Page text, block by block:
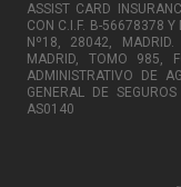
ASSIST CARD
CON C.I.F. B-56678378 Y
Nº18, 28042, MADRID.
MADRID, TOMO 985,
ADMINISTRATIVO DE
GENERAL DE
AS0140